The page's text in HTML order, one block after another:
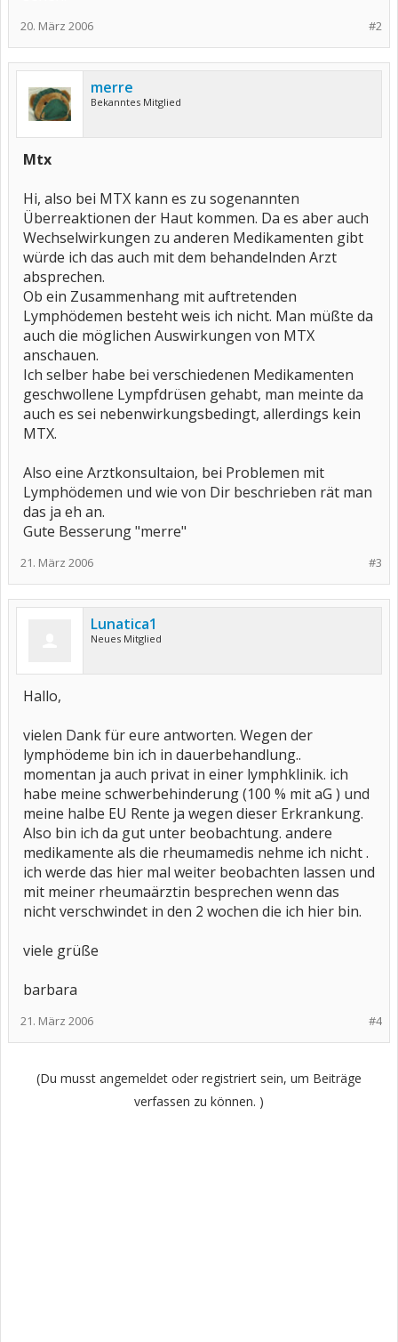
#2
20. März 2006
merre
Bekanntes Mitglied
Mtx
Hi, also bei MTX kann es zu sogenannten
Überreaktionen der Haut kommen. Da es aber auch
Wechselwirkungen zu anderen Medikamenten gibt
würde ich das auch mit dem behandelnden Arzt
absprechen.
Ob ein Zusammenhang mit auftretenden
Lymphödemen besteht weis ich nicht. Man müßte da
auch die möglichen Auswirkungen von MTX
anschauen.
Ich selber habe bei verschiedenen Medikamenten
geschwollene Lympfdrüsen gehabt, man meinte da
auch es sei nebenwirkungsbedingt, allerdings kein
MTX.
Also eine Arztkonsultaion, bei Problemen mit
Lymphödemen und wie von Dir beschrieben rät man
das ja eh an.
Gute Besserung "merre"
#3
21. März 2006
Lunatica1
Neues Mitglied
Hallo,
vielen Dank für eure antworten. Wegen der
lymphödeme bin ich in dauerbehandlung..
momentan ja auch privat in einer lymphklinik. ich
habe meine schwerbehinderung (100 % mit aG ) und
meine halbe EU Rente ja wegen dieser Erkrankung.
Also bin ich da gut unter beobachtung. andere
medikamente als die rheumamedis nehme ich nicht .
ich werde das hier mal weiter beobachten lassen und
mit meiner rheumaärztin besprechen wenn das
nicht verschwindet in den 2 wochen die ich hier bin.
viele grüße
barbara
#4
21. März 2006
(Du musst angemeldet oder registriert sein, um Beiträge
verfassen zu können. )